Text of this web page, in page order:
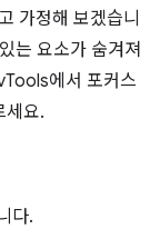
가정해 보겠습니
는 요소가 숨겨져
에서 포커스
세요.
다.